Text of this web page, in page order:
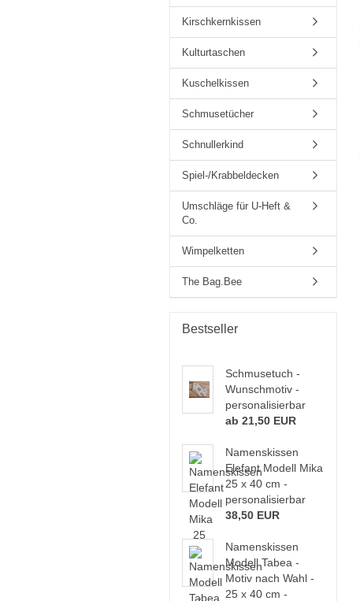
Kirschkernkissen
Kulturtaschen
Kuschelkissen
Schmusetücher
Schnullerkind
Spiel-/Krabbeldecken
Umschläge für U-Heft &
Co.
Wimpelketten
The Bag.Bee
Bestseller
Schmusetuch -
Wunschmotiv -
personalisierbar
ab 21,50 EUR
Namenskissen
Elefant Modell Mika
25 x 40 cm -
personalisierbar
38,50 EUR
Namenskissen
Modell Tabea -
Motiv nach Wahl -
25 x 40 cm -